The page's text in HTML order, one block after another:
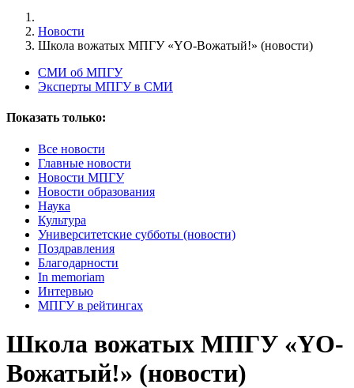
Новости
Школа вожатых МПГУ «YO-Вожатый!» (новости)
СМИ об МПГУ
Эксперты МПГУ в СМИ
Показать только:
Все новости
Главные новости
Новости МПГУ
Новости образования
Наука
Культура
Университетские субботы (новости)
Поздравления
Благодарности
In memoriam
Интервью
МПГУ в рейтингах
Школа вожатых МПГУ «YO-
Вожатый!» (новости)